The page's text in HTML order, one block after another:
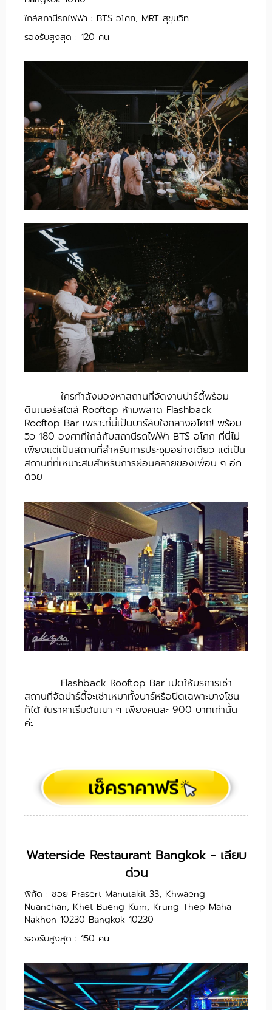
ใกล้สถานีรถไฟฟ้า : BTS อโศก, MRT สุขุมวิท
รองรับสูงสุด : 120 คน
ใครกำลังมองหาสถานที่จัดงานปาร์ตี้พร้อม
ดินเนอร์สไตล์ Rooftop ห้ามพลาด Flashback
Rooftop Bar เพราะที่นี่เป็นบาร์ลับใจกลางอโศก! พร้อม
วิว 180 องศาที่ใกล้กับสถานีรถไฟฟ้า BTS อโศก ที่นี่ไม่
เพียงแต่เป็นสถานที่สำหรับการประชุมอย่างเดียว แต่เป็น
สถานที่ที่เหมาะสมสำหรับการผ่อนคลายของเพื่อน ๆ อีก
ด้วย
Flashback Rooftop Bar เปิดให้บริการเช่า
สถานที่จัดปาร์ตี้จะเช่าเหมาทั้งบาร์หรือปิดเฉพาะบางโซน
ก็ได้ ในราคาเริ่มต้นเบา ๆ เพียงคนละ 900 บาทเท่านั้น
ค่ะ
Waterside Restaurant Bangkok - เลียบ
ด่วน
พิกัด : ซอย Prasert Manutakit 33, Khwaeng
Nuanchan, Khet Bueng Kum, Krung Thep Maha
Nakhon 10230 Bangkok 10230
รองรับสูงสุด : 150 คน